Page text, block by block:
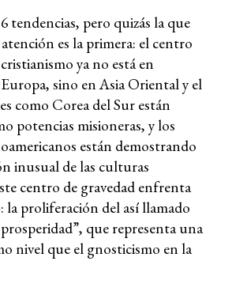
tendencias, pero quizás la que
es la primera: el centro
ya no está en
sino en Asia Oriental y el
como Corea del Sur están
potencias misioneras, y los
están demostrando
inusual de las culturas
centro de gravedad enfrenta
la proliferación del así llamado
que representa una
nivel que el gnosticismo en la